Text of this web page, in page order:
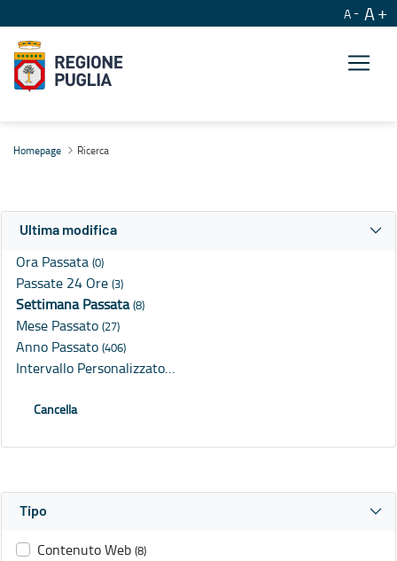
A A
Homepage Ricerca
Ultima modifica
Ora Passata (0)
Passate 24 Ore (3)
Settimana Passata(8)
Mese Passato (27)
Anno Passato (406)
Intervallo Personalizzato…
Cancella
Tipo
Contenuto Web (8)